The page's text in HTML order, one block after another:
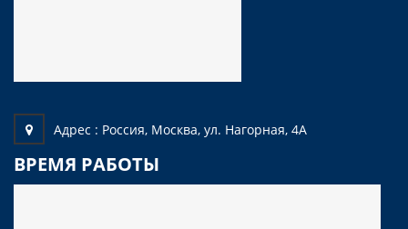
Адрес : Россия, Москва, ул. Нагорная, 4А
ВРЕМЯ РАБОТЫ